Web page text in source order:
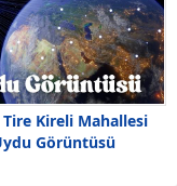
Kireli Mahallesi
Görüntüsü